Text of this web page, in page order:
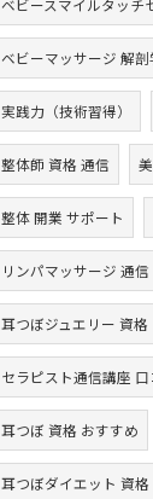
ベビースマイルタッチ
ベビーマッサージ 解剖
実践力（技術習得）
整体師 資格 通信
整体 開業 サポート
リンパマッサージ 通信
耳つぼジュエリー 資格
セラピスト通信講座 口
耳つぼ 資格 おすすめ
耳つぼダイエット 資格